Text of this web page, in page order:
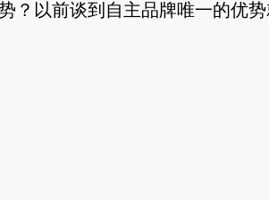
？以前谈到自主品牌唯一的优